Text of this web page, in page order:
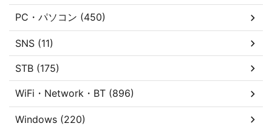
PC・パソコン (450)
SNS (11)
STB (175)
WiFi・Network・BT (896)
Windows (220)